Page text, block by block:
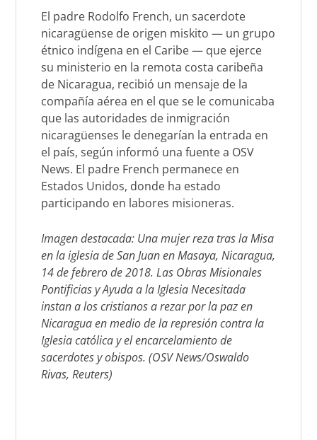
El padre Rodolfo French, un sacerdote
nicaragüense de origen miskito — un grupo
étnico indígena en el Caribe — que ejerce
su ministerio en la remota costa caribeña
de Nicaragua, recibió un mensaje de la
compañía aérea en el que se le comunicaba
que las autoridades de inmigración
nicaragüenses le denegarían la entrada en
el país, según informó una fuente a OSV
News. El padre French permanece en
Estados Unidos, donde ha estado
participando en labores misioneras.
Imagen destacada: Una mujer reza tras la Misa
en la iglesia de San Juan en Masaya, Nicaragua,
14 de febrero de 2018. Las Obras Misionales
Pontificias y Ayuda a la Iglesia Necesitada
instan a los cristianos a rezar por la paz en
Nicaragua en medio de la represión contra la
Iglesia católica y el encarcelamiento de
sacerdotes y obispos. (OSV News/Oswaldo
Rivas, Reuters)